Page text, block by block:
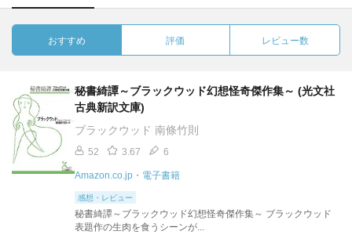
おすすめ 評価 レビュー数
秘書綺譚～ブラックウッド幻想怪奇傑作集～ (光文社
古典新訳文庫)
ブラックウッド 南條竹則
52 3.67 6
Amazon.co.jp・電子書籍
感想・レビュー
秘書綺譚～ブラックウッド幻想怪奇傑作集～ ブラックウッド
表題作の生肉を食うシーンが...